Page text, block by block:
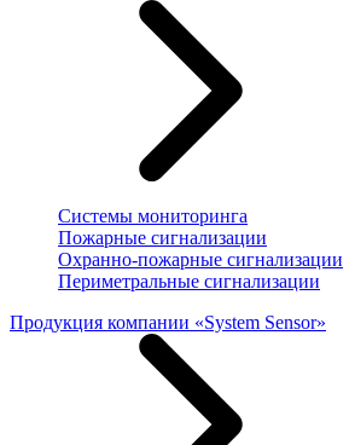
Системы мониторинга
Пожарные сигнализации
Охранно-пожарные сигнализации
Периметральные сигнализации
Продукция компании «System Sensor»